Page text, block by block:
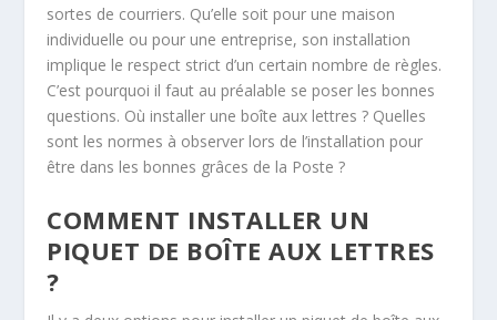
sortes de courriers. Qu’elle soit pour une maison
individuelle ou pour une entreprise, son installation
implique le respect strict d’un certain nombre de règles.
C’est pourquoi il faut au préalable se poser les bonnes
questions. Où installer une boîte aux lettres ? Quelles
sont les normes à observer lors de l’installation pour
être dans les bonnes grâces de la Poste ?
COMMENT INSTALLER UN
PIQUET DE BOÎTE AUX LETTRES
?